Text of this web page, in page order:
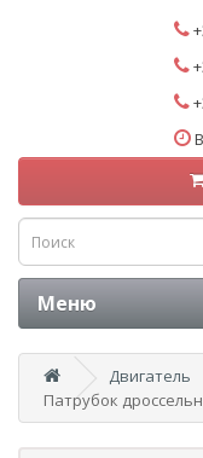
Меню
Двигатель
Патрубок